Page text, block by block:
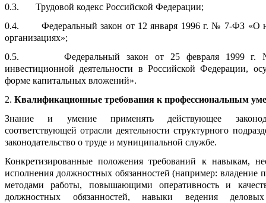
0.3. Трудовой кодекс Российской Федерации;
0.4. Федеральный закон от 12 января 1996 г. № 7-ФЗ «О
организациях»;
0.5. Федеральный закон от 25 февраля 1999
инвестиционной деятельности в Российской Федерации,
форме капитальных вложений».
2. Квалификационные требования к профессиональным
Знание и умение применять действующее
соответствующей отрасли деятельности структурного
законодательство о труде и муниципальной службе.
Конкретизированные положения требований к навыкам,
исполнения должностных обязанностей (например: владение
методами работы, повышающими оперативность и
должностных обязанностей, навыки ведения деловых